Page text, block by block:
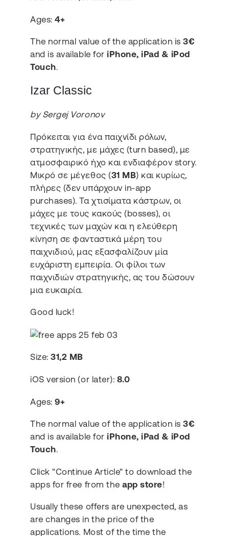
Ages:4+
The normal value of the application is 3€
and is available foriPhone, iPad & iPod
Touch.
Izar Classic
by Sergej Voronov
Πρόκειται για ένα παιχνίδι ρόλων,
στρατηγικής, με μάχες (turn based), με
ατμοσφαιρικό ήχο και ενδιαφέρον story.
Μικρό σε μέγεθος (31 MB) και κυρίως,
πλήρες (δεν υπάρχουν in-app
purchases). Τα χτισίματα κάστρων, οι
μάχες με τους κακούς (bosses), οι
τεχνικές των μαχών και η ελεύθερη
κίνηση σε φανταστικά μέρη του
παιχνιδιού, μας εξασφαλίζουν μία
ευχάριστη εμπειρία. Οι φίλοι των
παιχνιδιών στρατηγικής, ας του δώσουν
μια ευκαιρία.
Good luck!
Size:31,2 MB
iOS version (or later): 8.0
Ages:9+
The normal value of the application is3€
and is available foriPhone, iPad & iPod
Touch.
Click "Continue Article" to download the
apps for free from theapp store!
Usually these offers are unexpected, as
are changes in the price of the
applications. Most of the time the